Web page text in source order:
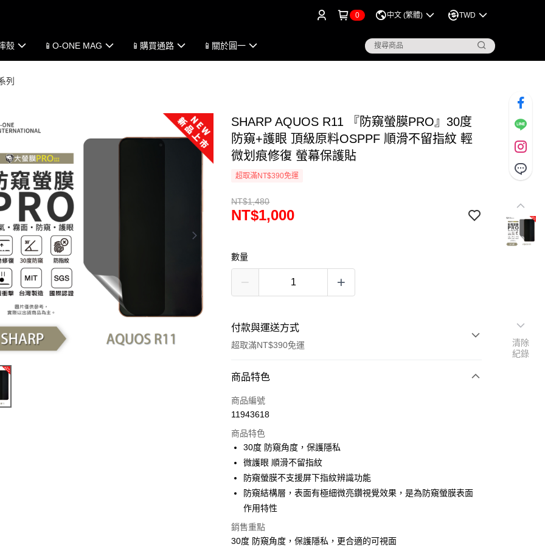
0 中文 (繁體) TWD
殼 📱O-ONE MAG 📱購買通路 📱關於圓一
列
SHARP AQUOS R11 『防窺螢膜PRO』30度
防窺+護眼 頂級原料OSPPF 順滑不留指紋 輕
微划痕修復 螢幕保護貼
超取滿NT$390免運
NT$1,480
NT$1,000
數量
付款與運送方式
超取滿NT$390免運
付款方式
信用卡一次付款
LINE Pay
Apple Pay
街口支付
悠遊付
全盈+PAY
商品特色
商品編號
11943618
商品特色
30度 防窺角度，保護隱私
微護眼 順滑不留指紋
防窺螢膜不支援屏下指紋辨識功能
防窺結構層，表面有極細微亮鑽視覺效果，是為防窺螢膜表面
作用特性
銷售重點
30度 防窺角度，保護隱私，更合適的可視面
清除
紀錄